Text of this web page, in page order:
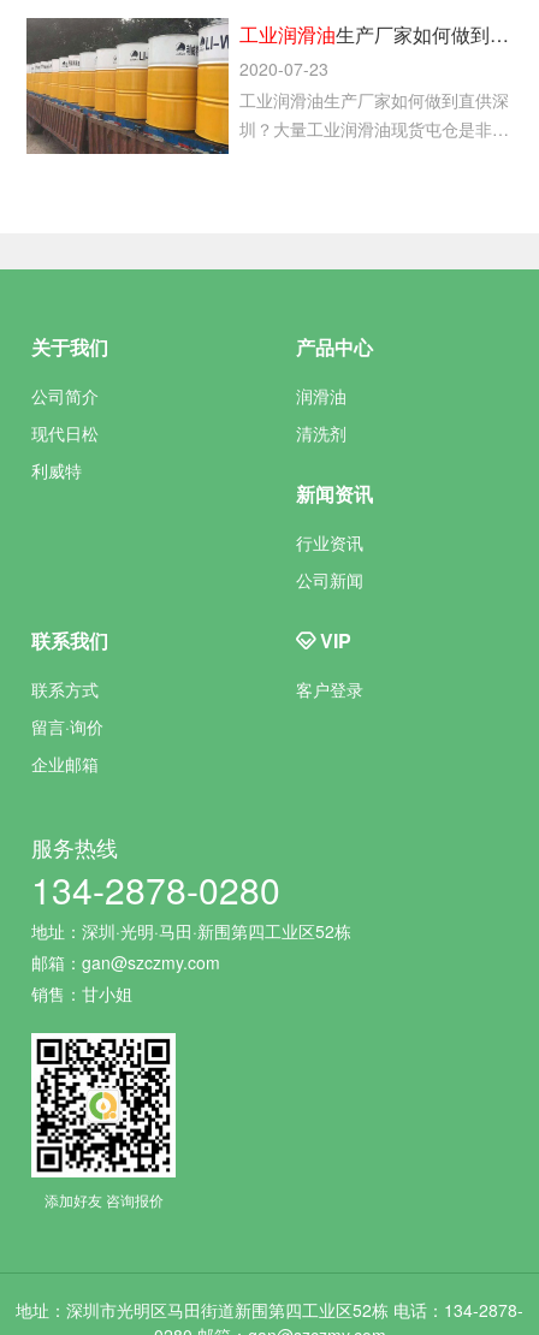
工业润滑油生产厂家如何做到直供深圳
2020-07-23
工业润滑油生产厂家如何做到直供深
圳？大量工业润滑油现货屯仓是非常
关于我们
公司简介
现代日松
利威特
产品中心
润滑油
清洗剂
新闻资讯
行业资讯
公司新闻
联系我们
联系方式
留言·询价
企业邮箱
VIP
客户登录
服务热线
134-2878-0280
地址：深圳·光明·马田·新围第四工业区52栋
邮箱：gan@szczmy.com
销售：甘小姐
添加好友 咨询报价
地址：深圳市光明区马田街道新围第四工业区52栋 电话：134-2878-